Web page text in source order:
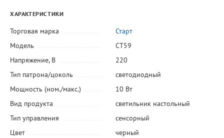
ХАРАКТЕРИСТИКИ
Торговая марка
Старт
Модель
СТ59
Напряжение, В
220
Тип патрона/цоколь
светодиодный
Мощность (ном./макс.)
10 Вт
Вид продукта
светильник настольный
Тип управления
сенсорный
Цвет
черный